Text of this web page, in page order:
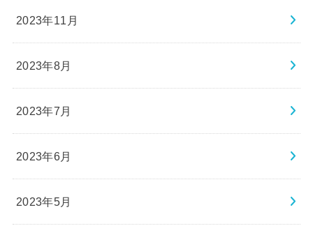
2023年11月
2023年8月
2023年7月
2023年6月
2023年5月